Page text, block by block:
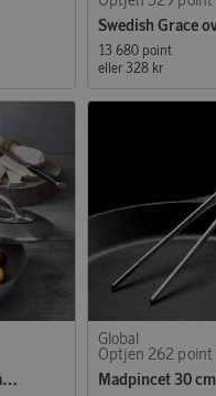
13 680 point
eller 328 kr
Sauterpande med låg 28 cm
Global
Optjen 262 point
Madpincet 30 cm